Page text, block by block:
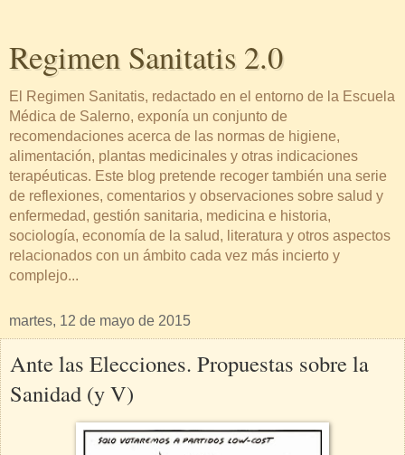
Regimen Sanitatis 2.0
El Regimen Sanitatis, redactado en el entorno de la Escuela
Médica de Salerno, exponía un conjunto de
recomendaciones acerca de las normas de higiene,
alimentación, plantas medicinales y otras indicaciones
terapéuticas. Este blog pretende recoger también una serie
de reflexiones, comentarios y observaciones sobre salud y
enfermedad, gestión sanitaria, medicina e historia,
sociología, economía de la salud, literatura y otros aspectos
relacionados con un ámbito cada vez más incierto y
complejo...
martes, 12 de mayo de 2015
Ante las Elecciones. Propuestas sobre la
Sanidad (y V)